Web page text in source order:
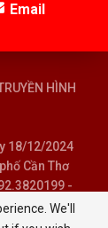
Email
HÌNH
18/12/2024
Cần Thơ
-
We'll